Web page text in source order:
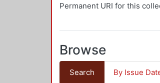
Permanent URI for this
Browse
Search By Issue